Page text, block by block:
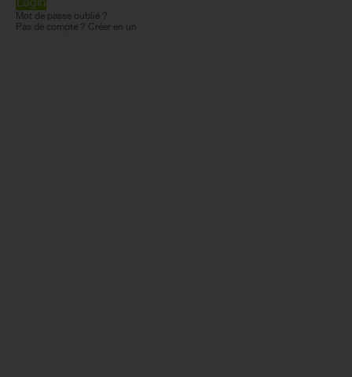
Mot de passe oublié ?
Pas de compte ? Créer en un